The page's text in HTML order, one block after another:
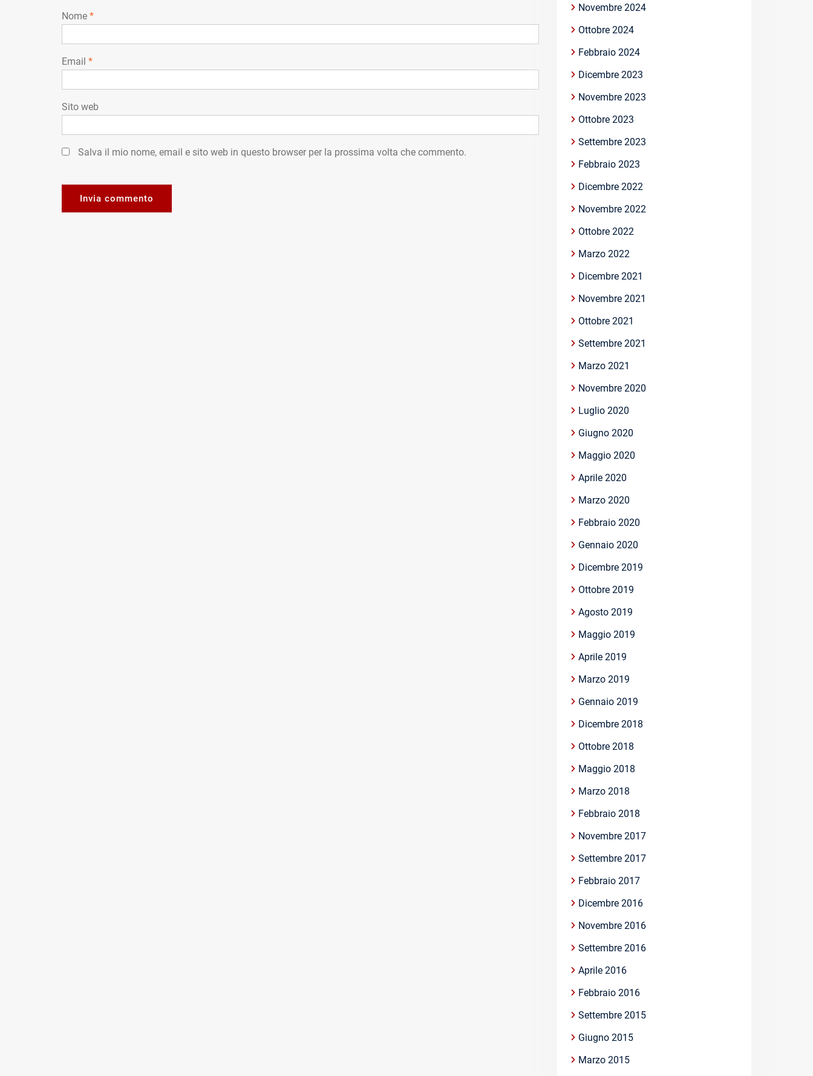
Nome *
Email *
Sito web
Salva il mio nome, email e sito web in questo browser per la prossima volta che commento.
Novembre 2024
Ottobre 2024
Febbraio 2024
Dicembre 2023
Novembre 2023
Ottobre 2023
Settembre 2023
Febbraio 2023
Dicembre 2022
Novembre 2022
Ottobre 2022
Marzo 2022
Dicembre 2021
Novembre 2021
Ottobre 2021
Settembre 2021
Marzo 2021
Novembre 2020
Luglio 2020
Giugno 2020
Maggio 2020
Aprile 2020
Marzo 2020
Febbraio 2020
Gennaio 2020
Dicembre 2019
Ottobre 2019
Agosto 2019
Maggio 2019
Aprile 2019
Marzo 2019
Gennaio 2019
Dicembre 2018
Ottobre 2018
Maggio 2018
Marzo 2018
Febbraio 2018
Novembre 2017
Settembre 2017
Febbraio 2017
Dicembre 2016
Novembre 2016
Settembre 2016
Aprile 2016
Febbraio 2016
Settembre 2015
Giugno 2015
Marzo 2015